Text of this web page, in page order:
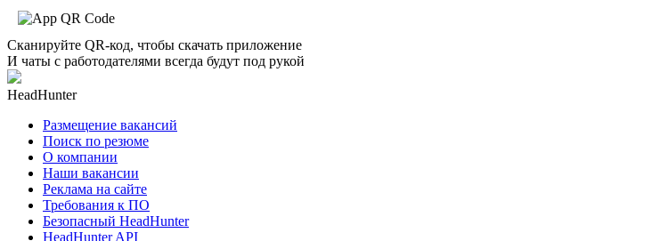
Сканируйте QR-код, чтобы скачать приложение
И чаты с работодателями всегда будут под рукой
HeadHunter
Размещение вакансий
Поиск по резюме
О компании
Наши вакансии
Реклама на сайте
Требования к ПО
Безопасный HeadHunter
HeadHunter API